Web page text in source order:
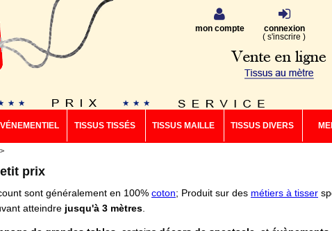
mon compte
connexion
( s'inscrire )
TISSUS TISSÉS TISSUS MAILLE TISSUS DIVERS
prix
sont généralement en 100% coton; Produit sur des métiers à tisser
atteindre jusqu'à 3 mètres